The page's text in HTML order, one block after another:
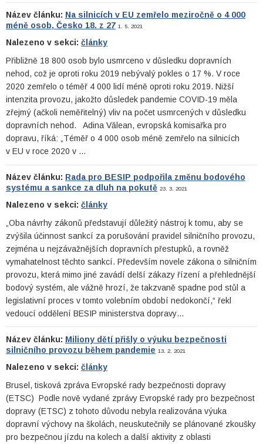
Název článku: Na silnicích v EU zemřelo meziročně o 4 000
méně osob, Česko 18. z 27 1. 5. 2021
Nalezeno v sekci: články
Přibližně 18 800 osob bylo usmrceno v důsledku dopravních
nehod, což je oproti roku 2019 nebývalý pokles o 17 %. V roce
2020 zemřelo o téměř 4 000 lidí méně oproti roku 2019. Nižší
intenzita provozu, jakožto důsledek pandemie COVID-19 měla
zřejmý (ačkoli neměřitelný) vliv na počet usmrcených v důsledku
dopravních nehod. Adina Vălean, evropská komisařka pro
dopravu, říká: „Téměř o 4 000 osob méně zemřelo na silnicích
v EU v roce 2020 v …
Název článku: Rada pro BESIP podpořila změnu bodového
systému a sankce za dluh na pokutě 23. 3. 2021
Nalezeno v sekci: články
„Oba návrhy zákonů představují důležitý nástroj k tomu, aby se
zvýšila účinnost sankcí za porušování pravidel silničního provozu,
zejména u nejzávažnějších dopravních přestupků, a rovněž
vymahatelnost těchto sankcí. Především novele zákona o silničním
provozu, která mimo jiné zavádí delší zákazy řízení a přehlednější
bodový systém, ale vážně hrozí, že takzvaně spadne pod stůl a
legislativní proces v tomto volebním období nedokončí,“ řekl
vedoucí oddělení BESIP ministerstva dopravy…
Název článku: Miliony dětí přišly o výuku bezpečnosti
silničního provozu během pandemie 13. 2. 2021
Nalezeno v sekci: články
Brusel, tisková zpráva Evropské rady bezpečnosti dopravy
(ETSC) Podle nově vydané zprávy Evropské rady pro bezpečnost
dopravy (ETSC) z tohoto důvodu nebyla realizována výuka
dopravní výchovy na školách, neuskutečnily se plánované zkoušky
pro bezpečnou jízdu na kolech a další aktivity z oblasti